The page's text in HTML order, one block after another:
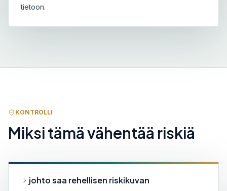
tietoon.
KONTROLLI
Miksi tämä vähentää riskiä
johto saa rehellisen riskikuvan